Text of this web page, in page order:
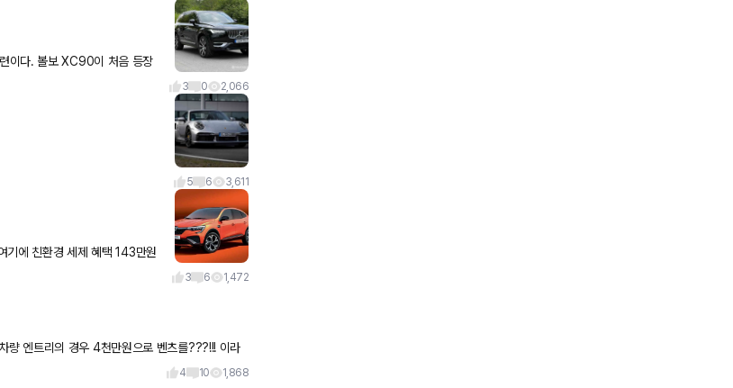
이다. 볼보 XC90이 처음 등장
다
3 0 2,066
5 6 3,611
에 친환경 세제 혜택 143만원
3 6 1,472
4 10 1,868